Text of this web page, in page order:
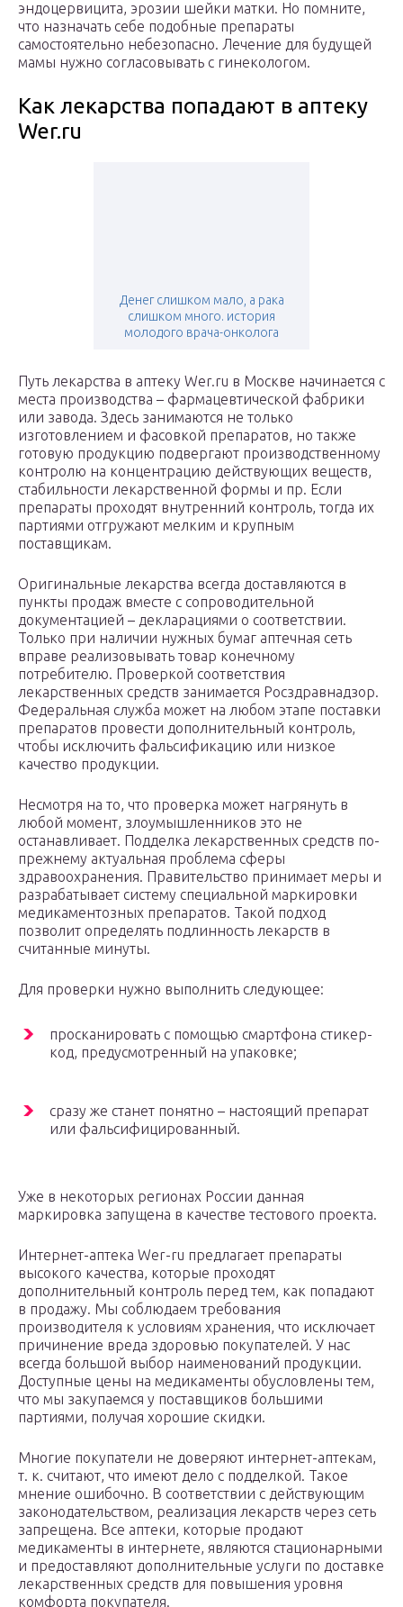
эндоцервицита, эрозии шейки матки. Но помните,
что назначать себе подобные препараты
самостоятельно небезопасно. Лечение для будущей
мамы нужно согласовывать с гинекологом.
Как лекарства попадают в аптеку
Wer.ru
Денег слишком мало, а рака
слишком много. история
молодого врача-онколога
Путь лекарства в аптеку Wer.ru в Москве начинается с
места производства – фармацевтической фабрики
или завода. Здесь занимаются не только
изготовлением и фасовкой препаратов, но также
готовую продукцию подвергают производственному
контролю на концентрацию действующих веществ,
стабильности лекарственной формы и пр. Если
препараты проходят внутренний контроль, тогда их
партиями отгружают мелким и крупным
поставщикам.
Оригинальные лекарства всегда доставляются в
пункты продаж вместе с сопроводительной
документацией – декларациями о соответствии.
Только при наличии нужных бумаг аптечная сеть
вправе реализовывать товар конечному
потребителю. Проверкой соответствия
лекарственных средств занимается Росздравнадзор.
Федеральная служба может на любом этапе поставки
препаратов провести дополнительный контроль,
чтобы исключить фальсификацию или низкое
качество продукции.
Несмотря на то, что проверка может нагрянуть в
любой момент, злоумышленников это не
останавливает. Подделка лекарственных средств по-
прежнему актуальная проблема сферы
здравоохранения. Правительство принимает меры и
разрабатывает систему специальной маркировки
медикаментозных препаратов. Такой подход
позволит определять подлинность лекарств в
считанные минуты.
Для проверки нужно выполнить следующее:
просканировать с помощью смартфона стикер-
код, предусмотренный на упаковке;
сразу же станет понятно – настоящий препарат
или фальсифицированный.
Уже в некоторых регионах России данная
маркировка запущена в качестве тестового проекта.
Интернет-аптека Wer-ru предлагает препараты
высокого качества, которые проходят
дополнительный контроль перед тем, как попадают
в продажу. Мы соблюдаем требования
производителя к условиям хранения, что исключает
причинение вреда здоровью покупателей. У нас
всегда большой выбор наименований продукции.
Доступные цены на медикаменты обусловлены тем,
что мы закупаемся у поставщиков большими
партиями, получая хорошие скидки.
Многие покупатели не доверяют интернет-аптекам,
т. к. считают, что имеют дело с подделкой. Такое
мнение ошибочно. В соответствии с действующим
законодательством, реализация лекарств через сеть
запрещена. Все аптеки, которые продают
медикаменты в интернете, являются стационарными
и предоставляют дополнительные услуги по доставке
лекарственных средств для повышения уровня
комфорта покупателя.